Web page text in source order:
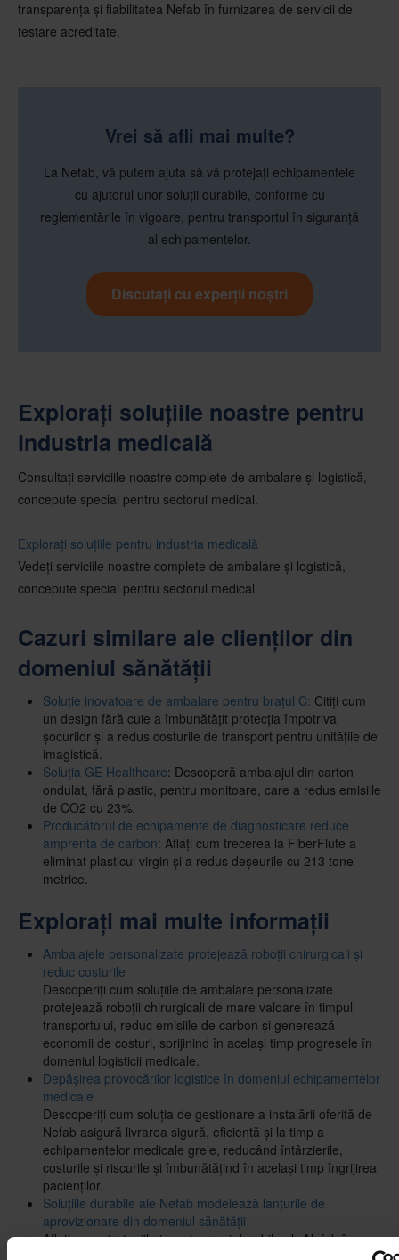
transparența și fiabilitatea Nefab în furnizarea de servicii de
testare acreditate.
Vrei să afli mai multe?
La Nefab, vă putem ajuta să vă protejați echipamentele
cu ajutorul unor soluții durabile, conforme cu
reglementările în vigoare, pentru transportul în siguranță
al echipamentelor.
Discutați cu experții noștri
Explorați soluțiile noastre pentru
industria medicală
Consultați serviciile noastre complete de ambalare și logistică,
concepute special pentru sectorul medical.
Explorați soluțiile pentru industria medicală
Vedeți serviciile noastre complete de ambalare și logistică,
concepute special pentru sectorul medical.
Cazuri similare ale clienților din
domeniul sănătății
Soluție inovatoare de ambalare pentru brațul C: Citiți cum
un design fără cuie a îmbunătățit protecția împotriva
șocurilor și a redus costurile de transport pentru unitățile de
imagistică.
Soluția GE Healthcare: Descoperă ambalajul din carton
ondulat, fără plastic, pentru monitoare, care a redus emisiile
de CO2 cu 23%.
Producătorul de echipamente de diagnosticare reduce
amprenta de carbon: Aflați cum trecerea la FiberFlute a
eliminat plasticul virgin și a redus deșeurile cu 213 tone
metrice.
Explorați mai multe informații
Ambalajele personalizate protejează roboții chirurgicali și
reduc costurile
Descoperiți cum soluțiile de ambalare personalizate
protejează roboții chirurgicali de mare valoare în timpul
transportului, reduc emisiile de carbon și generează
economii de costuri, sprijinind în același timp progresele în
domeniul logisticii medicale.
Depășirea provocărilor logistice în domeniul echipamentelor
medicale
Descoperiți cum soluția de gestionare a instalării oferită de
Nefab asigură livrarea sigură, eficientă și la timp a
echipamentelor medicale grele, reducând întârzierile,
costurile și riscurile și îmbunătățind în același timp îngrijirea
pacienților.
Soluțiile durabile ale Nefab modelează lanțurile de
aprovizionare din domeniul sănătății
Aflați cum strategiile inovatoare și durabile ale Nefab în